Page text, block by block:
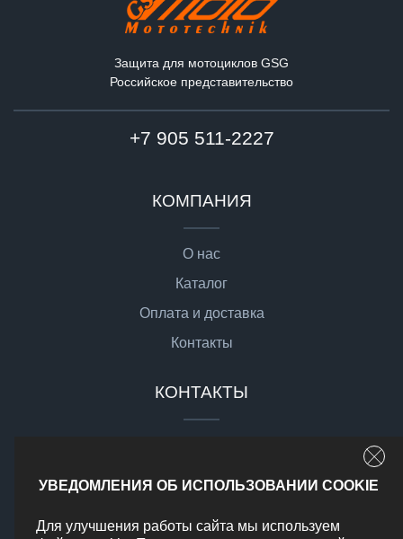
Защита для мотоциклов GSG
Российское представительство
+7 905 511-2227
КОМПАНИЯ
О нас
Каталог
Оплата и доставка
Контакты
КОНТАКТЫ
Доставка по РФ
УВЕДОМЛЕНИЯ ОБ ИСПОЛЬЗОВАНИИ COOKIE
Для улучшения работы сайта мы используем